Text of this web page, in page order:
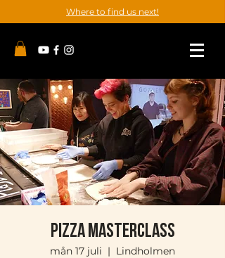
Where to find us next!
Pizza Masterclass
mån 17 juli
  |
Lindholmen